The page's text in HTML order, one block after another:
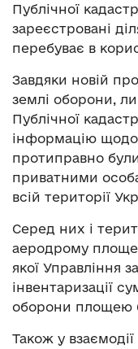
Публічної
зареєстровані
перебуває в
Завдяки новій
землі оборони,
Публічної
інформацію щодо
протиправно
приватними
всій території
Серед них і
аеродрому
якої Управління
інвентаризації
оборони площею
Також у